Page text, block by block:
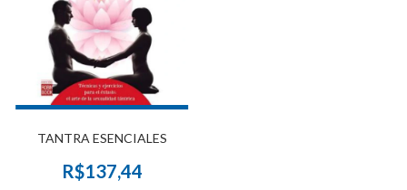
TANTRA ESENCIALES
R$137,44